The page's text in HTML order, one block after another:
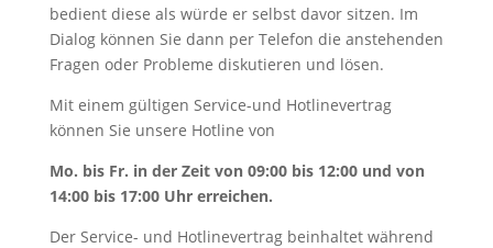
bedient diese als würde er selbst davor sitzen. Im
Dialog können Sie dann per Telefon die anstehenden
Fragen oder Probleme diskutieren und lösen.
Mit einem gültigen Service-und Hotlinevertrag
können Sie unsere Hotline von
Mo. bis Fr. in der Zeit von 09:00 bis 12:00 und von
14:00 bis 17:00 Uhr erreichen.
Der Service- und Hotlinevertrag beinhaltet während